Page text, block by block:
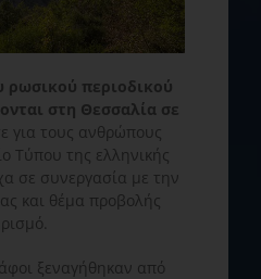
ρωσικού περιοδικού
στη Θεσσαλία σε
για τους ανθρώπους
Τύπου της ελληνικής
σε συνεργασία με την
και θέμα προβολής
ξεναγήθηκαν από